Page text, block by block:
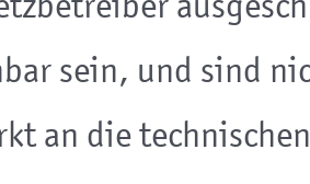
sein, und sind
an die